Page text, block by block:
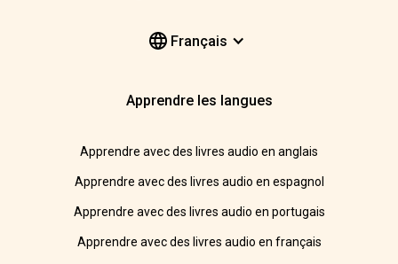
Français
Apprendre les langues
Apprendre avec des livres audio en anglais
Apprendre avec des livres audio en espagnol
Apprendre avec des livres audio en portugais
Apprendre avec des livres audio en français